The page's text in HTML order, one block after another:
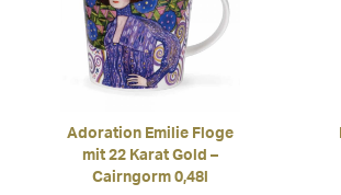
Adoration Emilie Floge
mit 22 Karat Gold –
Cairngorm 0,48l